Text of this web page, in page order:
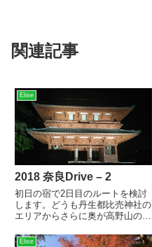
関連記事
Elise
2018 奈良Drive – 2
初日の宿で2日目のルートを検討
します。どうも丹生都比売神社の
エリアからさらに奥が高野山の本
剛峯寺に参らねばなるまい。たと
Elise